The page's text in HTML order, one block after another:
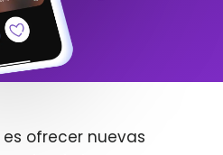
ofrecer nuevas